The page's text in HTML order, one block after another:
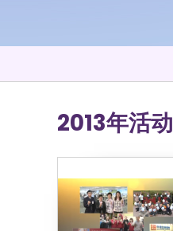
2013年活动